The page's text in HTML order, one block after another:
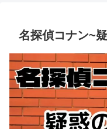
名探偵コナン~